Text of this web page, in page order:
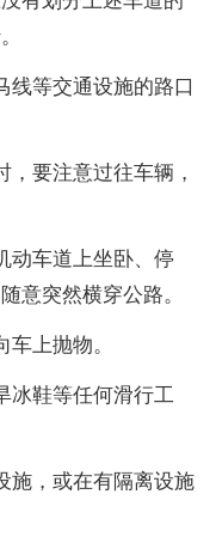
线等交通设施的路口
要注意过往车辆，
动车道上坐卧、停
意突然横穿公路。
上抛物。
冰鞋等任何滑行工
施，或在有隔离设施